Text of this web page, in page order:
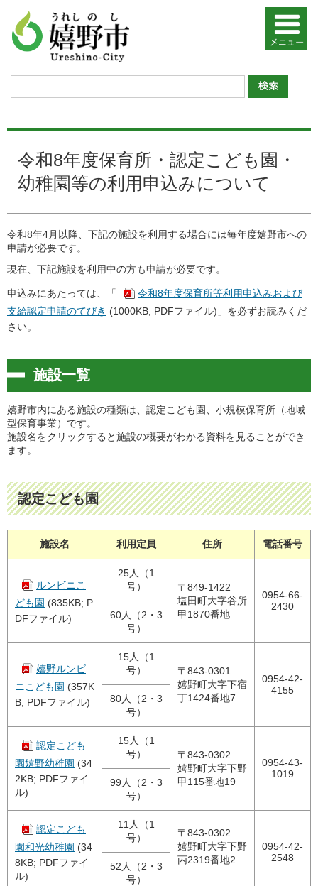
令和8年度保育所・認定こども園・
幼稚園等の利用申込みについて
令和8年4月以降、下記の施設を利用する場合には毎年度嬉野市への
申請が必要です。
現在、下記施設を利用中の方も申請が必要です。
申込みにあたっては、「
令和8年度保育所等利用申込みおよび
支給認定申請のてびき (1000KB; PDFファイル)」を必ずお読みくだ
さい。
施設一覧
嬉野市内にある施設の種類は、認定こども園、小規模保育所（地域
型保育事業）です。
施設名をクリックすると施設の概要がわかる資料を見ることができ
ます。
認定こども園
施設名 利用定員 住所 電話番号
ルンビニこ
ども園 (835KB; P
DFファイル)
25人（1
号）
〒849-1422
塩田町大字谷所
甲1870番地
0954-66-
2430
60人（2・3
号）
嬉野ルンビ
ニこども園 (357K
B; PDFファイル)
15人（1
号）
〒843-0301
嬉野町大字下宿
丁1424番地7
0954-42-
4155
80人（2・3
号）
認定こども
園嬉野幼稚園 (34
2KB; PDFファイ
ル)
15人（1
号）
〒843-0302
嬉野町大字下野
甲115番地19
0954-43-
1019
99人（2・3
号）
認定こども
園和光幼稚園 (34
8KB; PDFファイ
ル)
11人（1
号）
〒843-0302
嬉野町大字下野
丙2319番地2
0954-42-
2548
52人（2・3
号）